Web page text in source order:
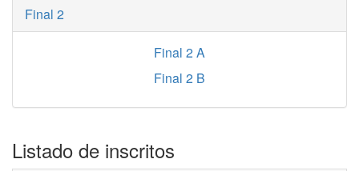
Final 2
Final 2 A
Final 2 B
Listado de inscritos